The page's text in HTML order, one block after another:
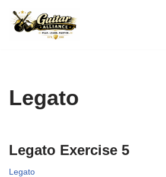
Skip
Legato
Legato Exercise 5
Legato